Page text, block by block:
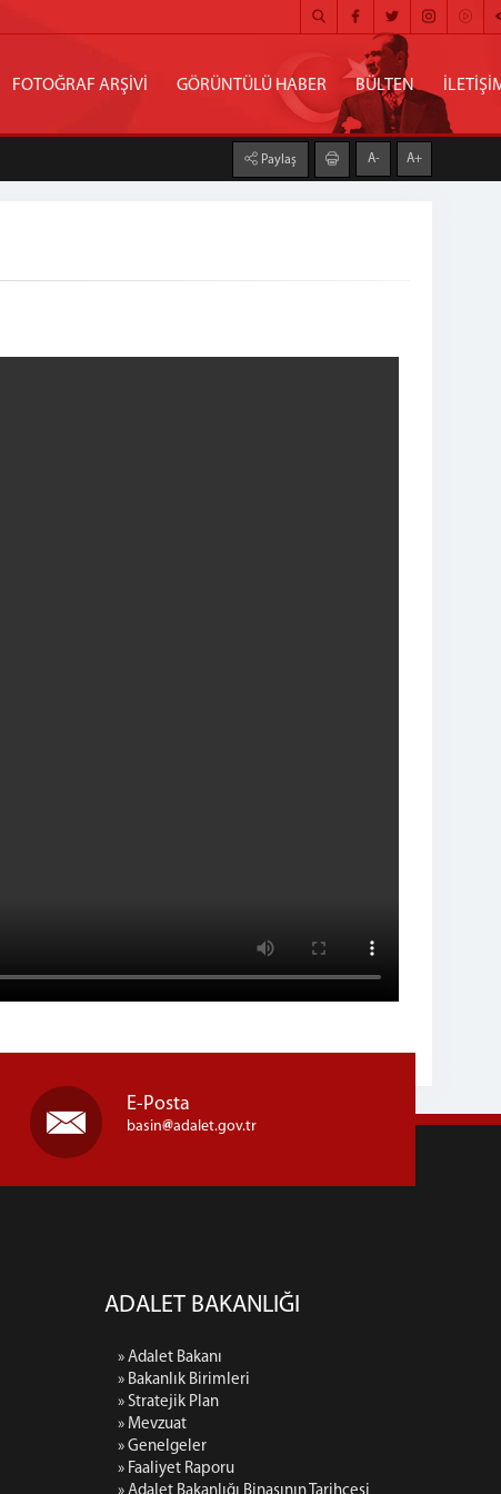
FOTOĞRAF ARŞİVİ GÖRÜNTÜLÜ HABER BÜLTEN
Paylaş A- A+
E-Posta
basin adalet.gov.tr
ADALET BAKANLIĞI
» Adalet Bakanı
» Bakanlık Birimleri
» Stratejik Plan
» Mevzuat
» Genelgeler
» Faaliyet Raporu